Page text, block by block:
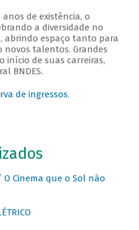
de existência, o
a diversidade no
abrindo espaço tanto para
talentos. Grandes
início de suas carreiras,
BNDES.
de ingressos.
O Cinema que o Sol não